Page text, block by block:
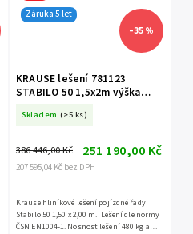
Záruka 5 let
–35 %
KRAUSE lešení 781123
STABILO 50 1,5x2m výška
Skladem (>5 ks)
207 595,04 Kč bez DPH
386 446,00 Kč 251 190,00 Kč
Krause hliníkové lešení pojízdné řady
Stabilo 50 1,50 x 2,00 m. Lešení dle normy
ČSN EN1004-1. Nosnost lešení 480 kg a